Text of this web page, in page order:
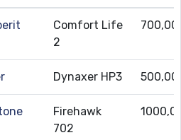
Comfort Life
2
Dynaxer HP3
Firehawk
702